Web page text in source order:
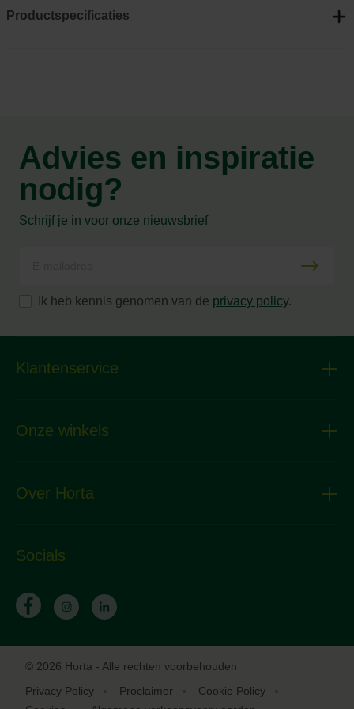
Productspecificaties
Advies en inspiratie
nodig?
Schrijf je in voor onze nieuwsbrief
Ik heb kennis genomen van de privacy policy.
Klantenservice
Onze winkels
Over Horta
Socials
© 2026 Horta - Alle rechten voorbehouden
Privacy Policy
Proclaimer
Cookie Policy